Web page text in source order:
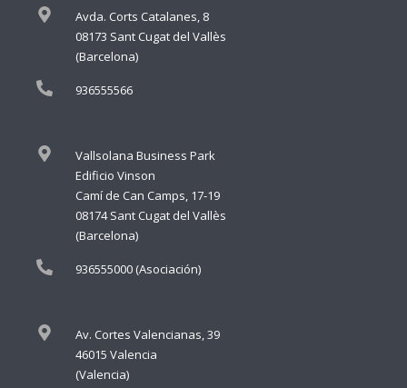
Avda. Corts Catalanes, 8
08173 Sant Cugat del Vallès
(Barcelona)
936555566
Vallsolana Business Park
Edificio Vinson
Camí de Can Camps, 17-19
08174 Sant Cugat del Vallès
(Barcelona)
936555000 (Asociación)
Av. Cortes Valencianas, 39
46015 Valencia
(Valencia)